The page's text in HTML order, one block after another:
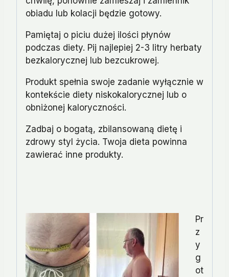
obiadu lub kolacji będzie gotowy.
Pamiętaj o piciu dużej ilości płynów
podczas diety. Pij najlepiej 2-3 litry herbaty
bezkalorycznej lub bezcukrowej.
Produkt spełnia swoje zadanie wyłącznie w
kontekście diety niskokalorycznej lub o
obniżonej kaloryczności.
Zadbaj o bogatą, zbilansowaną dietę i
zdrowy styl życia. Twoja dieta powinna
zawierać inne produkty.
Pr
z
y
g
ot